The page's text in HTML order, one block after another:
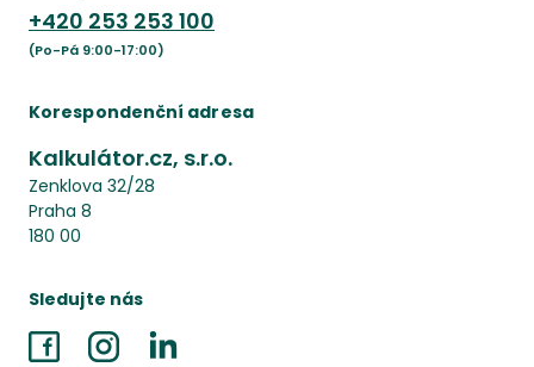
+420 253 253 100
(Po-Pá 9:00-17:00)
Korespondenční adresa
Kalkulátor.cz, s.r.o.
Zenklova 32/28
Praha 8
180 00
Sledujte nás
FacebookInstagramLinkedIn